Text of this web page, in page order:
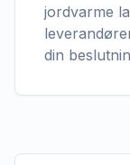
jordvarme
din